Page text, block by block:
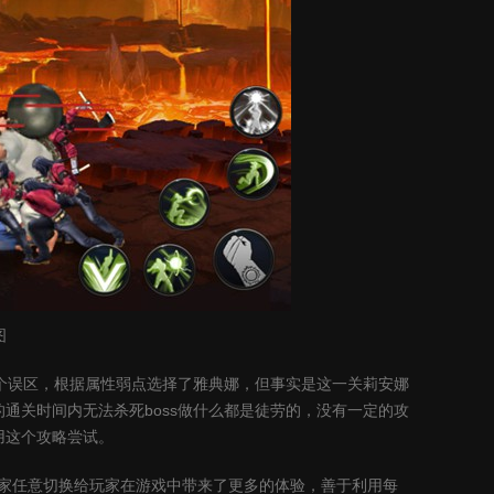
区，根据属性弱点选择了雅典娜，但事实是这一关莉安娜
关时间内无法杀死boss做什么都是徒劳的，没有一定的攻
个攻略尝试。
任意切换给玩家在游戏中带来了更多的体验，善于利用每